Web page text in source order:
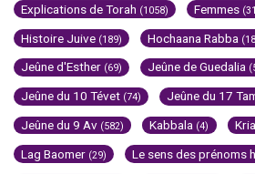
Explications de Torah (1058) Femmes
Histoire Juive (189) Hochaana Rabba
Jeûne d'Esther (69) Jeûne de Guedalia
Jeûne du 10 Tévet (74) Jeûne du 17
Jeûne du 9 Av (582) Kabbala (4)
Lag Baomer (29) Le sens des prénoms